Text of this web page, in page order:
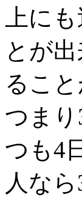
上に
とが
るこ
つま
つも4
人な